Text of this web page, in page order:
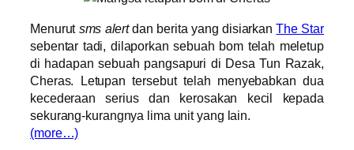
Menurut sms alertdan berita yang disiarkanThe Star
sebentar tadi, dilaporkan sebuah bom telah meletup
di hadapan sebuah pangsapuri di Desa Tun Razak,
Cheras. Letupan tersebut telah menyebabkan dua
kecederaan serius dan kerosakan kecil kepada
sekurang-kurangnya lima unit yang lain.
(more…)